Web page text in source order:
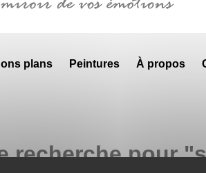
plans Peintures À propos
recherche pour